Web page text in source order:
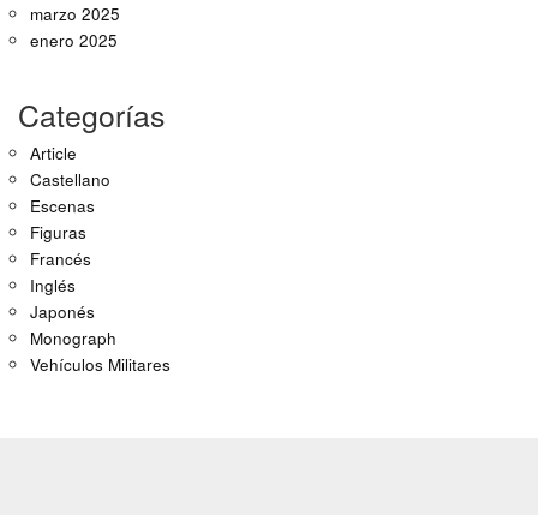
marzo 2025
enero 2025
Categorías
Article
Castellano
Escenas
Figuras
Francés
Inglés
Japonés
Monograph
Vehículos Militares